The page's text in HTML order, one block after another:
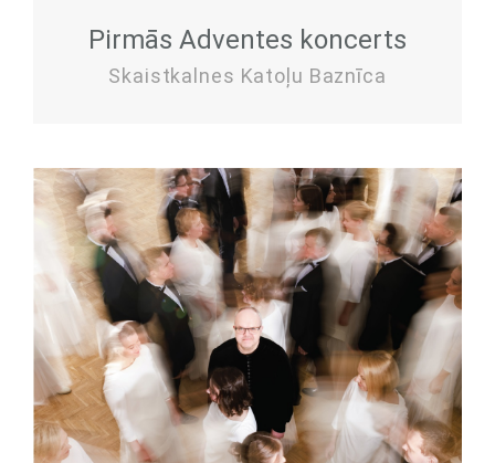
Pirmās Adventes koncerts
Skaistkalnes Katoļu Baznīca